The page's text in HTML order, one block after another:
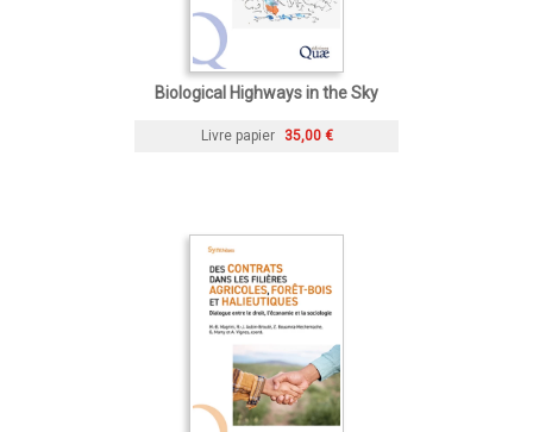
Biological Highways in the Sky
Livre papier 35,00 €